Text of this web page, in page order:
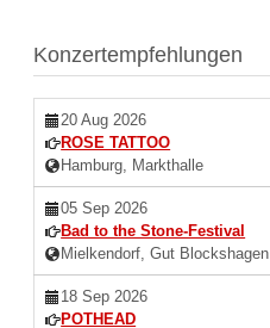
Konzertempfehlungen
20 Aug 2026
ROSE TATTOO
Hamburg, Markthalle
05 Sep 2026
Bad to the Stone-Festival
Mielkendorf, Gut Blockshagen
18 Sep 2026
POTHEAD